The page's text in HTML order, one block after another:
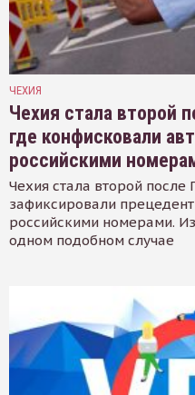
ЧЕХИЯ
Чехия стала второй
где конфисковали
российскими
Чехия стала второй после
зафиксировали
российскими номерами.
одном подобном случае